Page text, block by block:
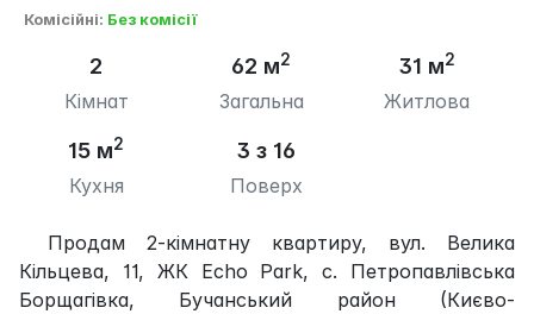
Комісійні: Без комісії
2
Кімнат
62 м2
Загальна
31 м2
Житлова
15 м2
Кухня
3 з 16
Поверх
Продам 2-кімнатну квартиру, вул. Велика
Кільцева, 11, ЖК Echo Park, с. Петропавлівська
Борщагівка, Бучанський район (Києво-